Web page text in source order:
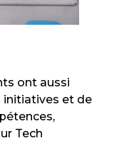
ont aussi
initiatives et de
Tech